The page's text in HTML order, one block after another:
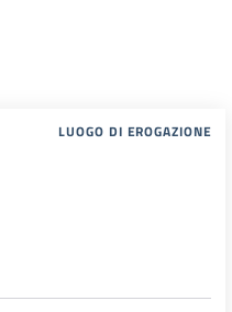
LUOGO DI EROGAZIONE